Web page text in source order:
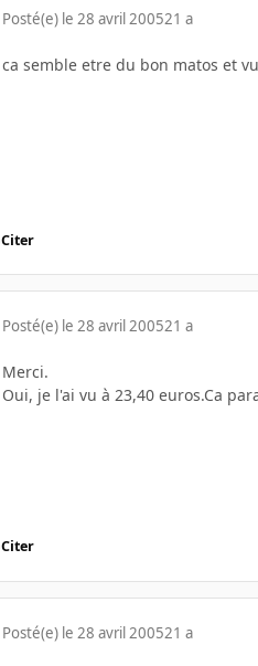
Posté(e) le 28 avril 200521 a
ca semble etre du bon matos et
Citer
Posté(e) le 28 avril 200521 a
Merci.
Oui, je l'ai vu à 23,40 euros.Ca
Citer
Posté(e) le 28 avril 200521 a